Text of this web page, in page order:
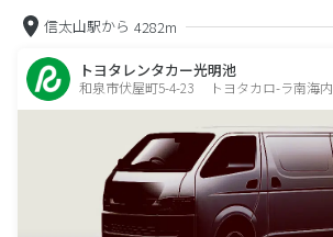
信太山駅から 4282m
トヨタレンタカー光明池
和泉市伏屋町5-4-23 トヨタカロ-ラ南海内